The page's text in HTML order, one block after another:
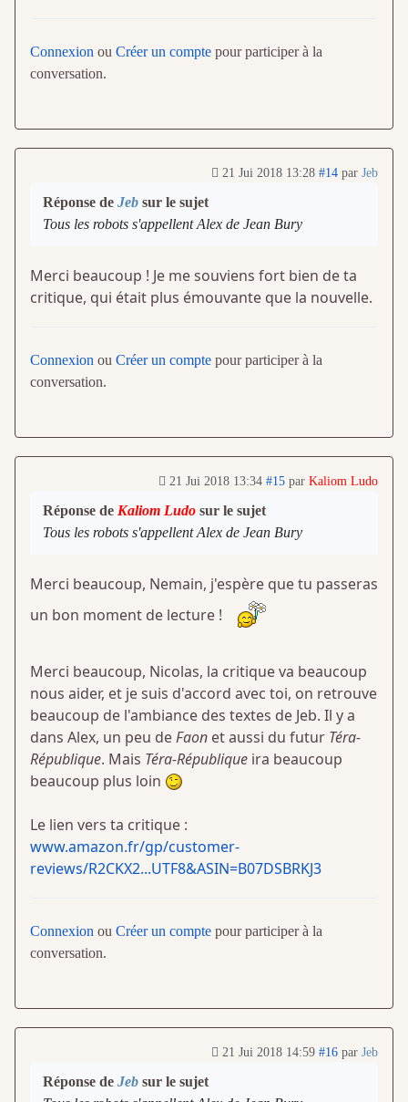
Connexion ou Créer un compte pour participer à la
conversation.
21 Jui 2018 13:28 #14 par Jeb
Réponse de Jeb sur le sujet
Tous les robots s'appellent Alex de Jean Bury
Merci beaucoup ! Je me souviens fort bien de ta
critique, qui était plus émouvante que la nouvelle.
Connexion ou Créer un compte pour participer à la
conversation.
21 Jui 2018 13:34 #15 par Kaliom Ludo
Réponse de Kaliom Ludo sur le sujet
Tous les robots s'appellent Alex de Jean Bury
Merci beaucoup, Nemain, j'espère que tu passeras
un bon moment de lecture !
Merci beaucoup, Nicolas, la critique va beaucoup
nous aider, et je suis d'accord avec toi, on retrouve
beaucoup de l'ambiance des textes de Jeb. Il y a
dans Alex, un peu deFaon et aussi du futur Téra-
République. Mais Téra-République ira beaucoup
beaucoup plus loin
Le lien vers ta critique :
www.amazon.fr/gp/customer-
reviews/R2CKX2...UTF8&ASIN=B07DSBRKJ3
Connexion ou Créer un compte pour participer à la
conversation.
21 Jui 2018 14:59 #16 par Jeb
Réponse de Jeb sur le sujet